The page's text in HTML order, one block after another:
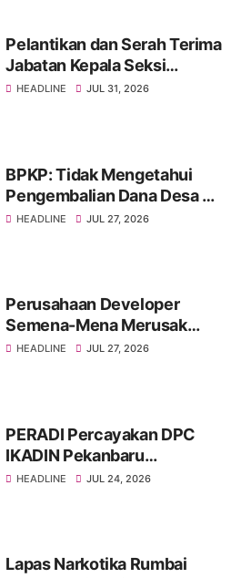
Pelantikan dan Serah Terima
Jabatan Kepala Seksi
Intelijen Pada Kejaksaan
HEADLINE JUL 31, 2026
BPKP: Tidak Mengetahui
Pengembalian Dana Desa di
Dua Kecamatan yang
HEADLINE JUL 27, 2026
Perusahaan Developer
Semena-Mena Merusak
Pemukiman Hingga
HEADLINE JUL 27, 2026
‎PERADI Percayakan DPC
IKADIN Pekanbaru
Laksanakan PKPA, Perkuat
HEADLINE JUL 24, 2026
Lapas Narkotika Rumbai